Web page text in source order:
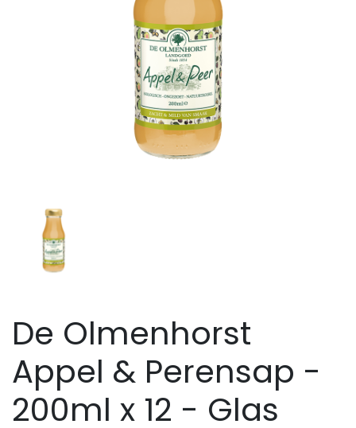
De Olmenhorst
Appel & Perensap -
200ml x 12 - Glas